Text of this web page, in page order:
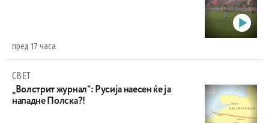
пред 17 часа
СВЕТ
„Волстрит журнал“: Русија наесен ќе ја
нападне Полска?!